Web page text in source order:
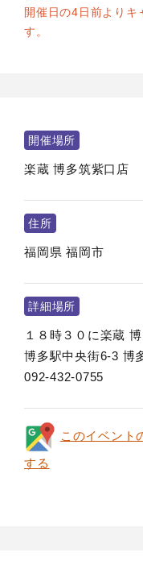
開催日の4日前よりキ
す。
開催場所
楽蔵 博多筑紫口店
住所
福岡県 福岡市
詳細場所
１８時３０に楽蔵
博多駅中央街6-3 博
092-432-0755
このイベント
する